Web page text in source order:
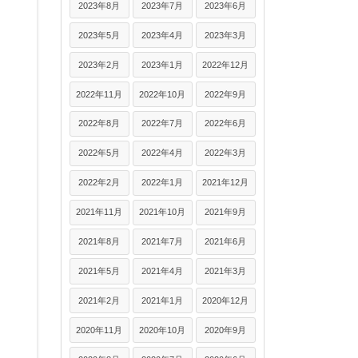
2023年8月 2023年7月 2023年6月
2023年5月 2023年4月 2023年3月
2023年2月 2023年1月 2022年12月
2022年11月 2022年10月 2022年9月
2022年8月 2022年7月 2022年6月
2022年5月 2022年4月 2022年3月
2022年2月 2022年1月 2021年12月
2021年11月 2021年10月 2021年9月
2021年8月 2021年7月 2021年6月
2021年5月 2021年4月 2021年3月
2021年2月 2021年1月 2020年12月
2020年11月 2020年10月 2020年9月